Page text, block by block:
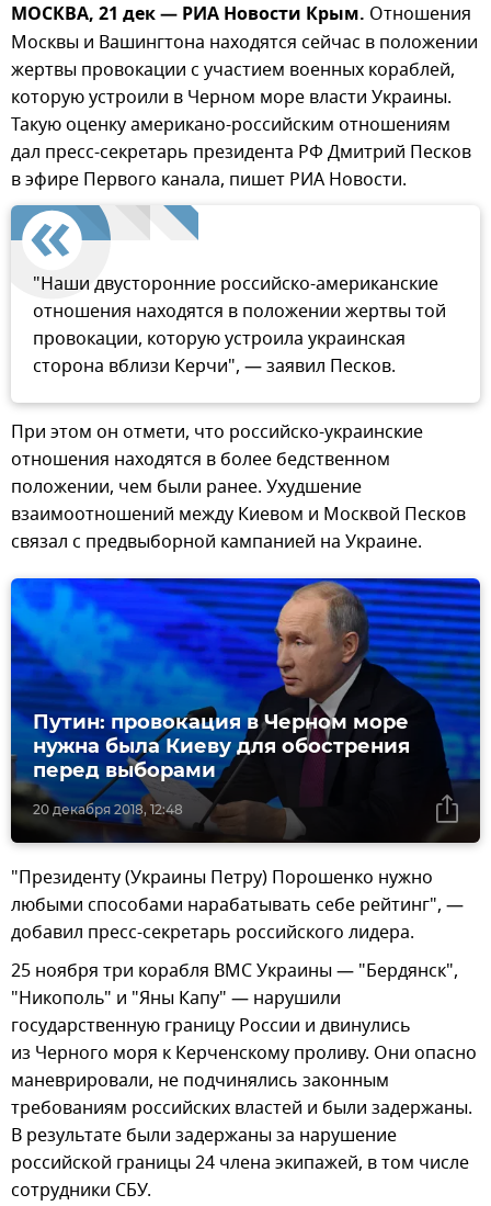
МОСКВА, 21 дек — РИА Новости Крым. Отношения
Москвы и Вашингтона находятся сейчас в положении
жертвы провокации с участием военных кораблей,
которую устроили в Черном море власти Украины.
Такую оценку американо-российским отношениям
дал пресс-секретарь президента РФ Дмитрий Песков
в эфире Первого канала, пишет РИА Новости.
"Наши двусторонние российско-американские
отношения находятся в положении жертвы той
провокации, которую устроила украинская
сторона вблизи Керчи", — заявил Песков.
При этом он отмети, что российско-украинские
отношения находятся в более бедственном
положении, чем были ранее. Ухудшение
взаимоотношений между Киевом и Москвой Песков
связал с предвыборной кампанией на Украине.
20 декабря 2018, 12:48
Путин: провокация в Черном море
нужна была Киеву для обострения
перед выборами
"Президенту (Украины Петру) Порошенко нужно
любыми способами нарабатывать себе рейтинг", —
добавил пресс-секретарь российского лидера.
25 ноября три корабля ВМС Украины — "Бердянск",
"Никополь" и "Яны Капу" — нарушили
государственную границу России и двинулись
из Черного моря к Керченскому проливу. Они опасно
маневрировали, не подчинялись законным
требованиям российских властей и были задержаны.
В результате были задержаны за нарушение
российской границы 24 члена экипажей, в том числе
сотрудники СБУ.